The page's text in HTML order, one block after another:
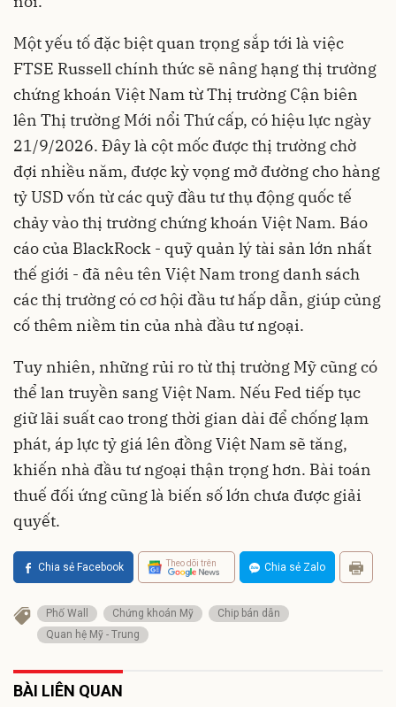
Một yếu tố đặc biệt quan trọng sắp tới là việc
FTSE Russell chính thức sẽ nâng hạng thị trường
chứng khoán Việt Nam từ Thị trường Cận biên
lên Thị trường Mới nổi Thứ cấp, có hiệu lực ngày
21/9/2026. Đây là cột mốc được thị trường chờ
đợi nhiều năm, được kỳ vọng mở đường cho hàng
tỷ USD vốn từ các quỹ đầu tư thụ động quốc tế
chảy vào thị trường chứng khoán Việt Nam. Báo
cáo của BlackRock - quỹ quản lý tài sản lớn nhất
thế giới - đã nêu tên Việt Nam trong danh sách
các thị trường có cơ hội đầu tư hấp dẫn, giúp củng
cố thêm niềm tin của nhà đầu tư ngoại.
Tuy nhiên, những rủi ro từ thị trường Mỹ cũng có
thể lan truyền sang Việt Nam. Nếu Fed tiếp tục
giữ lãi suất cao trong thời gian dài để chống lạm
phát, áp lực tỷ giá lên đồng Việt Nam sẽ tăng,
khiến nhà đầu tư ngoại thận trọng hơn. Bài toán
thuế đối ứng cũng là biến số lớn chưa được giải
quyết.
Chia sẻ Facebook Theo dõi trên Chia sẻ Zalo
Phố Wall Chứng khoán Mỹ
Chip bán dẫn
Quan hệ Mỹ - Trung
BÀI LIÊN QUAN